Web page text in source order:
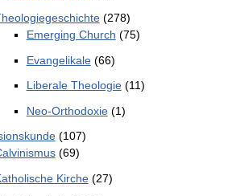
(278)
Emerging Church (75)
Evangelikale(66)
Liberale Theologie(11)
Neo-Orthodoxie(1)
(107)
(69)
Kirche(27)